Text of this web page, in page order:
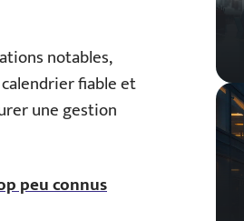
notables,
fiable et
une gestion
peu connus